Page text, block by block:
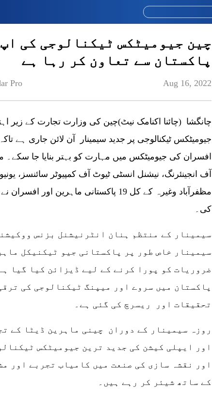
چین جیومیٹکس ٹیکنالوجی کی
پاکستان سے تعاون کر رہا ہے
Pro Aug 16, 2022
چانگشا (چائنا اکنامک نیٹ)چین کی وزارت تجارت کے زیر
جیومیٹکس ٹیکنالوجی پر جدید سیمینار آن لائن جاری ہے
افسران کی جیومیٹکس میں مہارت کو بہتر بنایا جا
آف انجینئرنگ، نیشنل انسٹی ٹیوٹ آف کمپیوٹر سائنسز،
مظفرآباد وغیرہ کے کل 19 پاکستانی ماہرین
کی۔
سیمینار خاص طور پر پاکستانی جیو ٹیکنیکل
ضروریات کو پورا کرنے کے لیے ڈیزائن کیا گیا
پاکستان میں سروے اور میپنگ ٹیکنالوجی کی
تحقیقات اور ریسرچ کی گئی ہے۔
اور ایپلی کیشن کی جدید ترین جیومیٹکس
اور نقشہ سازی کی صنعت میں کامیاب تجربے اور
کے ساتھ شیئر کر رہے ہیں۔